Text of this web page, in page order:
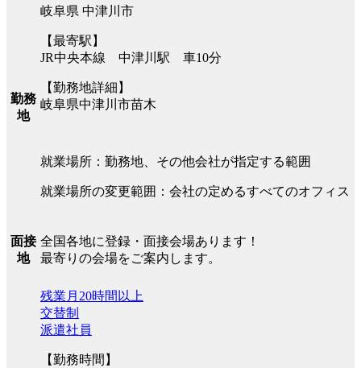
勤務
地
岐阜県 中津川市
【最寄駅】
JR中央本線 中津川駅 車10分
【勤務地詳細】
岐阜県中津川市苗木
就業場所：勤務地、その他会社が指定する範囲
就業場所の変更範囲：会社の定めるすべてのオフィス
面接
地
全国各地に登録・面接会場あります！
最寄りの会場をご案内します。
残業月20時間以上
交替制
派遣社員
【勤務時間】